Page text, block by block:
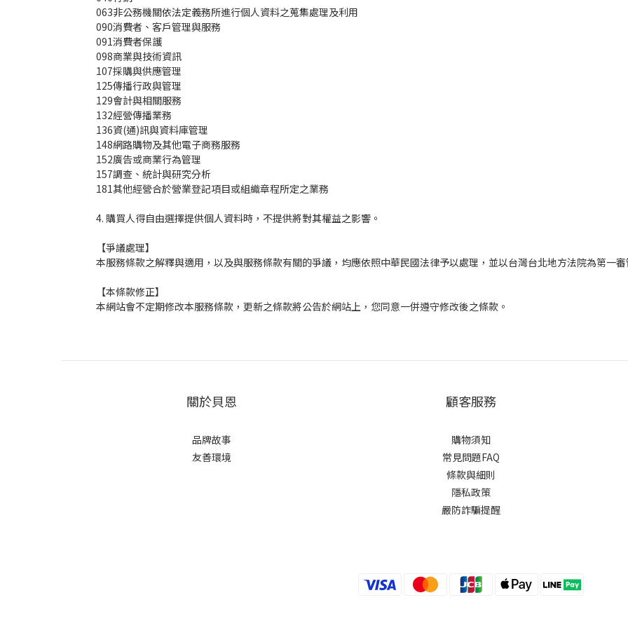
063非公務機關依法定義務所進行個人資料之蒐集處理及利用
090消費者、客戶管理與服務
091消費者保護
098商業與技術資訊
107採購與供應管理
125傳播行政與管理
129會計與相關服務
132經營傳播業務
136資(通)訊與資料庫管理
148網路購物及其他電子商務服務
152廣告或商業行為管理
157調查、統計與研究分析
181其他經營合於營業登記項目或組織章程所定之業務
4. 購買人得自由選擇提供個人資料時，不提供將對其權益之影響。
【爭議處理】
本服務條款之解釋與適用，以及與服務條款有關的爭議，均應依照中華民國法律予以處理，並以台灣台北地方法院為第一審
【本條款修正】
本網站會不定期修改本服務條款，更新之條款將公告於網站上，您同意一併遵守修改後之條款。
關於貝恩
品牌故事
友善環境
顧客服務
購物須知
常見問題FAQ
條款與細則
隱私政策
嚴防詐騙提醒